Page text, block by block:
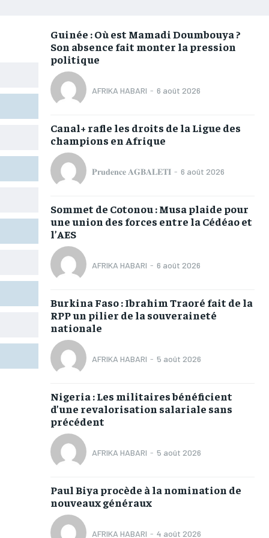
COMMUNIQUÉ
CULTURE
DIVERS
ECONOMIE
MONDE
OPPORTUNITÉ
PARTENAIRES
IT-ADMIN
TOGOREPORT
L’INTEGRAL
TOGOREGARD
LOMEBOUGEINFO
NOUVELLE D’AFRIQUE
LEDEFENSEURINFO
228FOOT
ACTU LOMÉ
/ month
to this tier, you are billed
after the first one until you
of the monthly subscription.
/ month
to this tier, you are billed
after the first one until you
of the monthly subscription.
COMMUNIQUÉ
CULTURE
DIVERS
ECONOMIE
MONDE
OPPORTUNITÉ
PARTENAIRES
IT-ADMIN
TOGOREPORT
L’INTEGRAL
TOGOREGARD
LOMEBOUGEINFO
NOUVELLE D’AFRIQUE
LEDEFENSEURINFO
228FOOT
ACTU LOMÉ
COMMUNIQUÉ
CULTURE
DIVERS
ECONOMIE
MONDE
OPPORTUNITÉ
PARTENAIRES
IT-ADMIN
TOGOREPORT
L’INTEGRAL
TOGOREGARD
LOMEBOUGEINFO
NOUVELLE D’AFRIQUE
LEDEFENSEURINFO
228FOOT
ACTU LOMÉ
COMMUNIQUÉ
CULTURE
DIVERS
ECONOMIE
MONDE
OPPORTUNITÉ
PARTENAIRES
IT-ADMIN
TOGOREPORT
L’INTEGRAL
TOGOREGARD
LOMEBOUGEINFO
NOUVELLE D’AFRIQUE
LEDEFENSEURINFO
228FOOT
ACTU LOMÉ
Guinée : Où est Mamadi Doumbouya ?
Son absence fait monter la pression
politique
AFRIKA HABARI - 6 août 2026
Canal+ rafle les droits de la Ligue des
champions en Afrique
𝐏𝐫𝐮𝐝𝐞𝐧𝐜𝐞 𝐀𝐆𝐁𝐀𝐋𝐄𝐓𝐈 - 6 août 2026
Sommet de Cotonou : Musa plaide pour
une union des forces entre la Cédéao et
l’AES
AFRIKA HABARI - 6 août 2026
Burkina Faso : Ibrahim Traoré fait de la
RPP un pilier de la souveraineté
nationale
AFRIKA HABARI - 5 août 2026
Nigeria : Les militaires bénéficient
d’une revalorisation salariale sans
précédent
AFRIKA HABARI - 5 août 2026
Paul Biya procède à la nomination de
nouveaux généraux
AFRIKA HABARI - 4 août 2026